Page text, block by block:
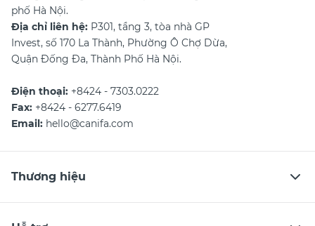
phố Hà Nội.
Địa chỉ liên hệ: P301, tầng 3, tòa nhà GP
Invest, số 170 La Thành, Phường Ô Chợ Dừa,
Quận Đống Đa, Thành Phố Hà Nội.
Điện thoại: +8424 - 7303.0222
Fax: +8424 - 6277.6419
Email: hello@canifa.com
Thương hiệu